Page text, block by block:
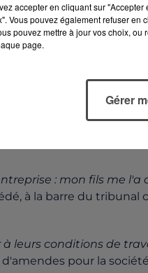
de sécurité se réunit
du Comité
forme de fatalité,
pèsent 500 kg, sont
: mon fils me
à la barre du tribunal
leurs conditions de
pour la
accepter en cliquant sur
Vous pouvez également refuser en
pouvez mettre à jour vos choix,
page.
Gérer